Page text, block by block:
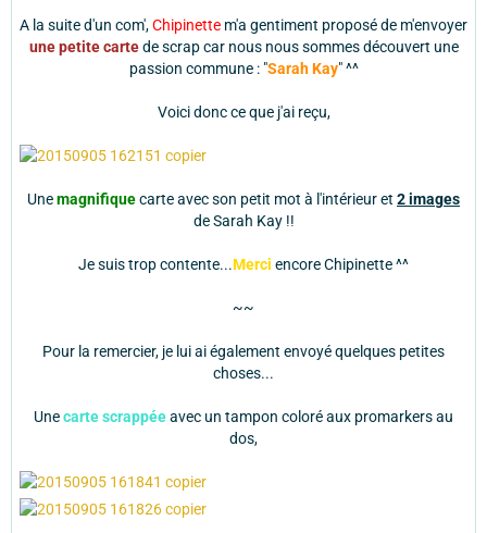
A la suite d'un com',Chipinette m'a gentiment proposé de m'envoyer
une petite cartede scrap car nous nous sommes découvert une
passion commune : "Sarah Kay" ^^
Voici donc ce que j'ai reçu,
Unemagnifiquecarte avec son petit mot à l'intérieur et 2 images
de Sarah Kay !!
Je suis trop contente...Merci encore Chipinette ^^
~~
Pour la remercier, je lui ai également envoyé quelques petites
choses...
Unecarte scrappéeavec un tampon coloré aux promarkers au
dos,